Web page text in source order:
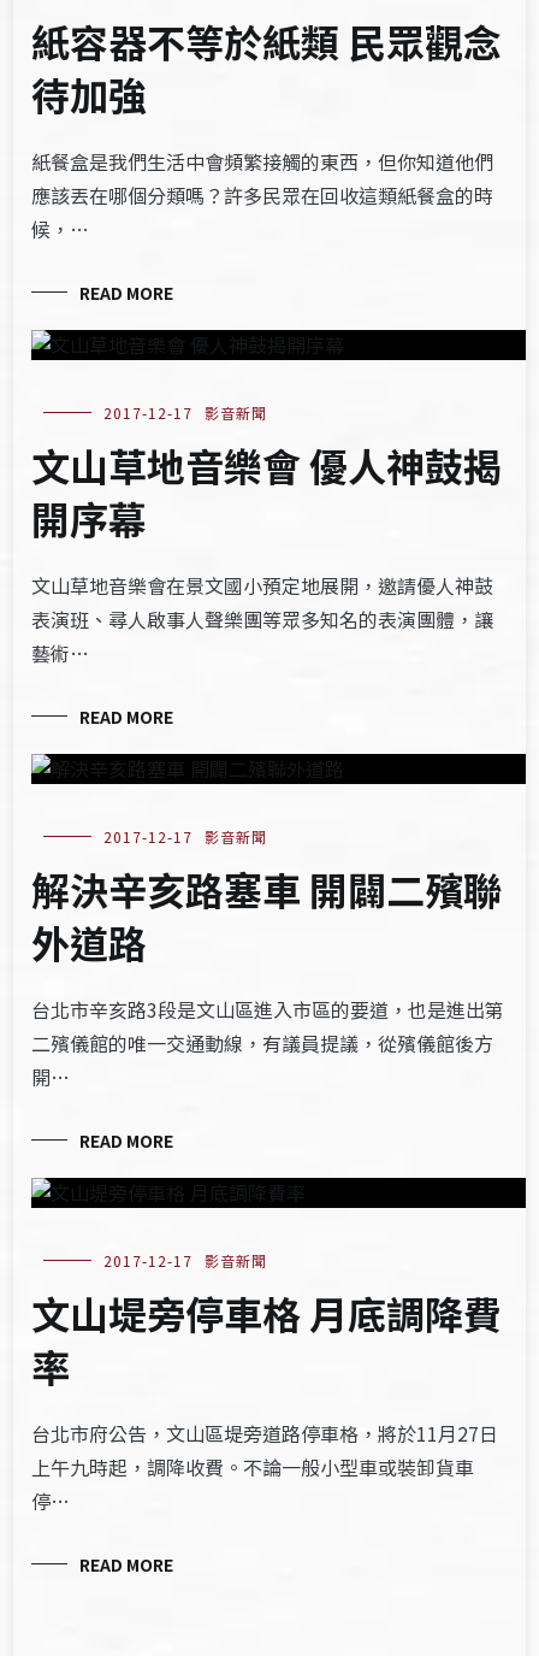
紙容器不等於紙類 民眾觀念
待加強
紙餐盒是我們生活中會頻繁接觸的東西，但你知道他們
應該丟在哪個分類嗎？許多民眾在回收這類紙餐盒的時
候，…
READ MORE
2017-12-17 影音新聞
文山草地音樂會 優人神鼓揭
開序幕
文山草地音樂會在景文國小預定地展開，邀請優人神鼓
表演班、尋人啟事人聲樂團等眾多知名的表演團體，讓
藝術…
READ MORE
2017-12-17 影音新聞
解決辛亥路塞車 開闢二殯聯
外道路
台北市辛亥路3段是文山區進入市區的要道，也是進出第
二殯儀館的唯一交通動線，有議員提議，從殯儀館後方
開…
READ MORE
2017-12-17 影音新聞
文山堤旁停車格 月底調降費
率
台北市府公告，文山區堤旁道路停車格，將於11月27日
上午九時起，調降收費。不論一般小型車或裝卸貨車
停…
READ MORE